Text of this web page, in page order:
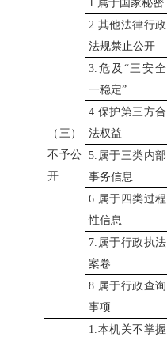
（三）
不予公
开
1.属于国家秘密
2.其他法律行政
法规禁止公开
3.危及“三安全
一稳定”
4.保护第三方合
法权益
5.属于三类内部
事务信息
6.属于四类过程
性信息
7.属于行政执法
案卷
8.属于行政查询
事项
1.本机关不掌握